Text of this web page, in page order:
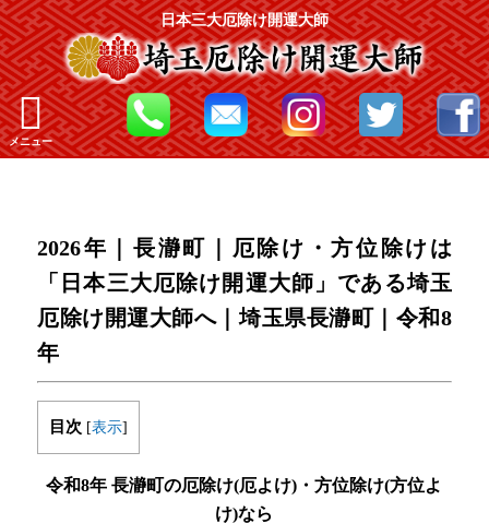
日本三大厄除け開運大師
メニュー
2026年｜長瀞町｜厄除け・方位除けは
「日本三大厄除け開運大師」である埼玉
厄除け開運大師へ｜埼玉県長瀞町｜令和8
年
目次 [表示]
令和8年 長瀞町の厄除け(厄よけ)・方位除け(方位よ
け)なら